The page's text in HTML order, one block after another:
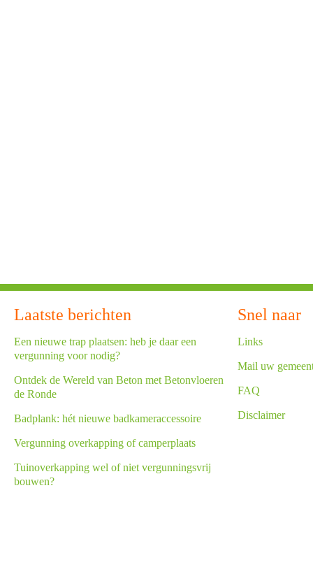
Laatste berichten
Een nieuwe trap plaatsen: heb je daar een
vergunning voor nodig?
Ontdek de Wereld van Beton met Betonvloeren
de Ronde
Badplank: hét nieuwe badkameraccessoire
Vergunning overkapping of camperplaats
Tuinoverkapping wel of niet vergunningsvrij
bouwen?
Snel naar
Links
Mail uw
FAQ
Disclaimer